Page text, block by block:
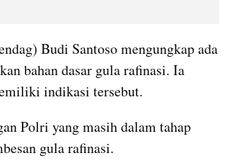
Budi Santoso mengungkap ada
bahan dasar gula rafinasi. Ia
indikasi tersebut.
Polri yang masih dalam tahap
gula rafinasi.